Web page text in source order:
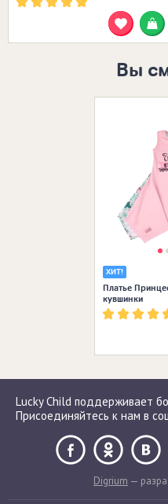
Вы
ХИТ!
Платье
кувшинки
Lucky Child поддерживает
Присоединяйтесь к нам в
Digrium —